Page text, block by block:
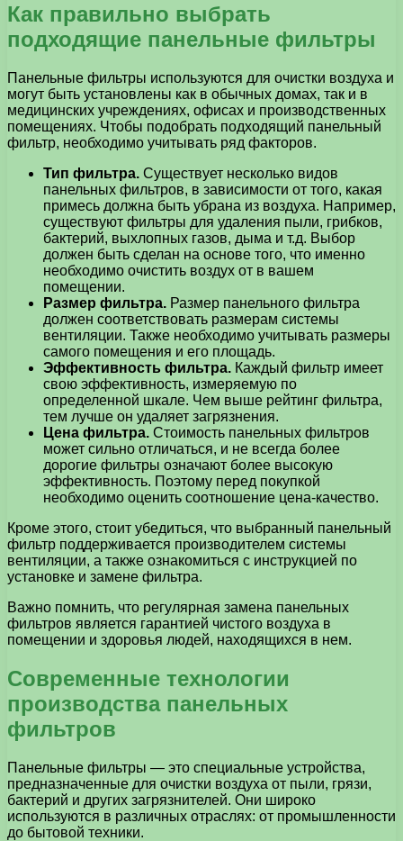
Как правильно выбрать
подходящие панельные фильтры
Панельные фильтры используются для очистки воздуха и
могут быть установлены как в обычных домах, так и в
медицинских учреждениях, офисах и производственных
помещениях. Чтобы подобрать подходящий панельный
фильтр, необходимо учитывать ряд факторов.
Тип фильтра. Существует несколько видов
панельных фильтров, в зависимости от того, какая
примесь должна быть убрана из воздуха. Например,
существуют фильтры для удаления пыли, грибков,
бактерий, выхлопных газов, дыма и т.д. Выбор
должен быть сделан на основе того, что именно
необходимо очистить воздух от в вашем
помещении.
Размер фильтра. Размер панельного фильтра
должен соответствовать размерам системы
вентиляции. Также необходимо учитывать размеры
самого помещения и его площадь.
Эффективность фильтра. Каждый фильтр имеет
свою эффективность, измеряемую по
определенной шкале. Чем выше рейтинг фильтра,
тем лучше он удаляет загрязнения.
Цена фильтра. Стоимость панельных фильтров
может сильно отличаться, и не всегда более
дорогие фильтры означают более высокую
эффективность. Поэтому перед покупкой
необходимо оценить соотношение цена-качество.
Кроме этого, стоит убедиться, что выбранный панельный
фильтр поддерживается производителем системы
вентиляции, а также ознакомиться с инструкцией по
установке и замене фильтра.
Важно помнить, что регулярная замена панельных
фильтров является гарантией чистого воздуха в
помещении и здоровья людей, находящихся в нем.
Современные технологии
производства панельных
фильтров
Панельные фильтры — это специальные устройства,
предназначенные для очистки воздуха от пыли, грязи,
бактерий и других загрязнителей. Они широко
используются в различных отраслях: от промышленности
до бытовой техники.